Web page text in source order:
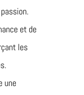
et de
les
une